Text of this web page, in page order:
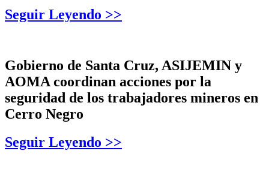
Seguir Leyendo >>
Gobierno de Santa Cruz, ASIJEMIN y
AOMA coordinan acciones por la
seguridad de los trabajadores mineros en
Cerro Negro
Seguir Leyendo >>